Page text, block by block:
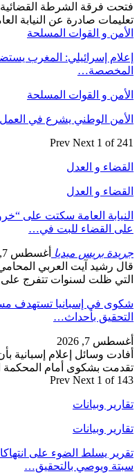
فتحت فرقة الشرطة القضائية
تعليمات صادرة عن النيابة
الأمن و القوات المسلحة
إعلام إسرائيلي: المغرب
المخصصة…
الأمن و القوات المسلحة
الأمن الوطني يشرع في
Prev Next 1 of 241
القضاء و العدل
القضاء و العدل
النيابة العامة سكتت على
على القضاء للبت في…
جريدة بريس ميديا أغسطس 7, 2026
قال رشيد آيت العربي المحامي
التي ظلت لسنوات تتفرج
شكوى في إسبانيا تستهدف
التحقيق بأحداث…
أغسطس 7, 2026
تقدمت بشكوى أمام المحكمة
Prev Next 1 of 143
تقارير وبيانات
تقارير وبيانات
تقرير يسلط الضوء على
سبتة ويوصي بالتحقيق…